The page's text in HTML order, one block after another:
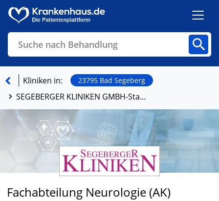
Suche nach Behandlung
Finden
Kliniken in: 23795 Bad Segeberg
SEGEBERGER KLINIKEN GMBH-Standort Bad Segeberg
Fachabteilung Neurologie (AK)